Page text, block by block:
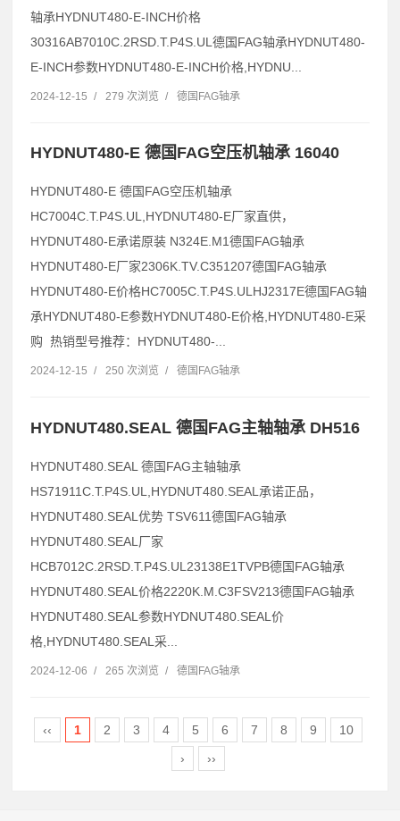
轴承HYDNUT480-E-INCH价格
30316AB7010C.2RSD.T.P4S.UL德国FAG轴承HYDNUT480-
E-INCH参数HYDNUT480-E-INCH价格,HYDNU...
2024-12-15 / 279 次浏览 / 德国FAG轴承
HYDNUT480-E 德国FAG空压机轴承 16040
HYDNUT480-E 德国FAG空压机轴承
HC7004C.T.P4S.UL,HYDNUT480-E厂家直供，
HYDNUT480-E承诺原装 N324E.M1德国FAG轴承
HYDNUT480-E厂家2306K.TV.C351207德国FAG轴承
HYDNUT480-E价格HC7005C.T.P4S.ULHJ2317E德国FAG轴
承HYDNUT480-E参数HYDNUT480-E价格,HYDNUT480-E采
购 热销型号推荐：HYDNUT480-...
2024-12-15 / 250 次浏览 / 德国FAG轴承
HYDNUT480.SEAL 德国FAG主轴轴承 DH516
HYDNUT480.SEAL 德国FAG主轴轴承
HS71911C.T.P4S.UL,HYDNUT480.SEAL承诺正品，
HYDNUT480.SEAL优势 TSV611德国FAG轴承
HYDNUT480.SEAL厂家
HCB7012C.2RSD.T.P4S.UL23138E1TVPB德国FAG轴承
HYDNUT480.SEAL价格2220K.M.C3FSV213德国FAG轴承
HYDNUT480.SEAL参数HYDNUT480.SEAL价
格,HYDNUT480.SEAL采...
2024-12-06 / 265 次浏览 / 德国FAG轴承
‹‹ 1 2 3 4 5 6 7 8 9
10
›
››